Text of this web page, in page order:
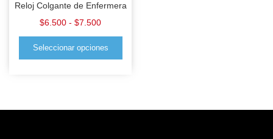
Reloj Colgante de Enfermera
$6.500 - $7.500
Seleccionar opciones